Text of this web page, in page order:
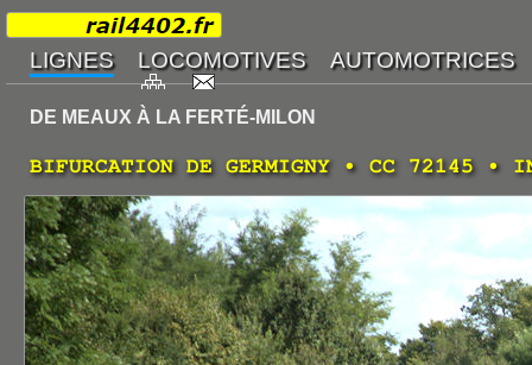
DE MEAUX À LA FERTÉ-MILON
BIFURCATION DE GERMIGNY • CC 72145 •